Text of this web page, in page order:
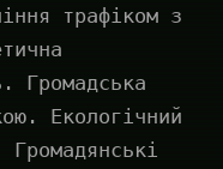
трафіком з
Громадська
Екологічний